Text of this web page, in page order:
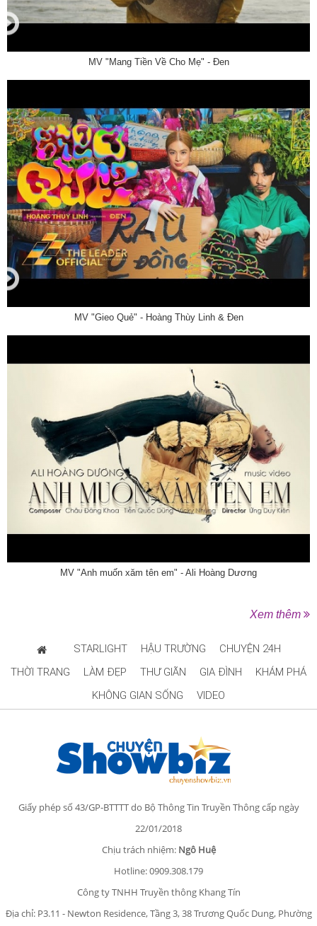
MV "Mang Tiền Về Cho Mẹ" - Đen
MV "Gieo Quẻ" - Hoàng Thùy Linh & Đen
MV "Anh muốn xăm tên em" - Ali Hoàng Dương
Xem thêm
STARLIGHT HẬU TRƯỜNG
CHUYỆN 24H
THỜI TRANG
LÀM ĐẸP THƯ GIÃN GIA ĐÌNH
KHÁM PHÁ
KHÔNG GIAN SỐNG
VIDEO
Giấy phép số 43/GP-BTTTT do Bộ Thông Tin Truyền Thông cấp ngày
22/01/2018
Chịu trách nhiệm: Ngô Huệ
Hotline: 0909.308.179
Công ty TNHH Truyền thông Khang Tín
Địa chỉ: P3.11 - Newton Residence, Tầng 3, 38 Trương Quốc Dung, Phường